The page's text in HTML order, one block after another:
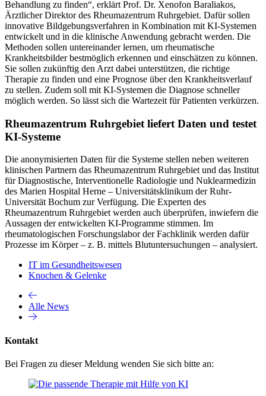
Behandlung zu finden“, erklärt Prof. Dr. Xenofon Baraliakos,
Ärztlicher Direktor des Rheumazentrum Ruhrgebiet. Dafür sollen
innovative Bildgebungsverfahren in Kombination mit KI-Systemen
entwickelt und in die klinische Anwendung gebracht werden. Die
Methoden sollen untereinander lernen, um rheumatische
Krankheitsbilder bestmöglich erkennen und einschätzen zu können.
Sie sollen zukünftig den Arzt dabei unterstützen, die richtige
Therapie zu finden und eine Prognose über den Krankheitsverlauf
zu stellen. Zudem soll mit KI-Systemen die Diagnose schneller
möglich werden. So lässt sich die Wartezeit für Patienten verkürzen.
Rheumazentrum Ruhrgebiet liefert Daten und testet
KI-Systeme
Die anonymisierten Daten für die Systeme stellen neben weiteren
klinischen Partnern das Rheumazentrum Ruhrgebiet und das Institut
für Diagnostische, Interventionelle Radiologie und Nuklearmedizin
des Marien Hospital Herne – Universitätsklinikum der Ruhr-
Universität Bochum zur Verfügung. Die Experten des
Rheumazentrum Ruhrgebiet werden auch überprüfen, inwiefern die
Aussagen der entwickelten KI-Programme stimmen. Im
rheumatologischen Forschungslabor der Fachklinik werden dafür
Prozesse im Körper – z. B. mittels Blutuntersuchungen – analysiert.
IT im Gesundheitswesen
Knochen & Gelenke
Alle News
Kontakt
Bei Fragen zu dieser Meldung wenden Sie sich bitte an: